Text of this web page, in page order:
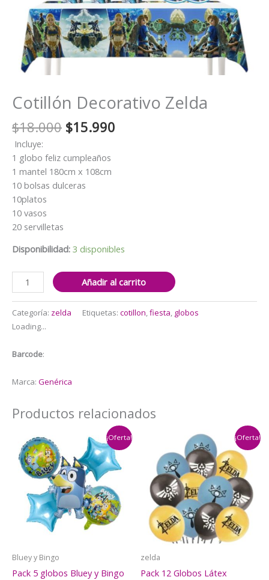
Cotillón Decorativo Zelda
$18.000 El
original
era:
$18.000.
$15.990
Incluye:
1 globo feliz cumpleaños
1 mantel 180cm x 108cm
10 bolsas dulceras
10platos
10 vasos
20 servilletas
Disponibilidad: 3 disponibles
Cotillón
Decorativo
Zelda
cantidad
Añadir al carrito
Categoría: zelda Etiquetas: cotillon,fiesta, globos
Loading...
Barcode:
Marca: Genérica
Productos relacionados
¡Oferta!
Bluey y Bingo
Pack 5 globos Bluey y Bingo
¡Oferta!
zelda
Pack 12 Globos Látex